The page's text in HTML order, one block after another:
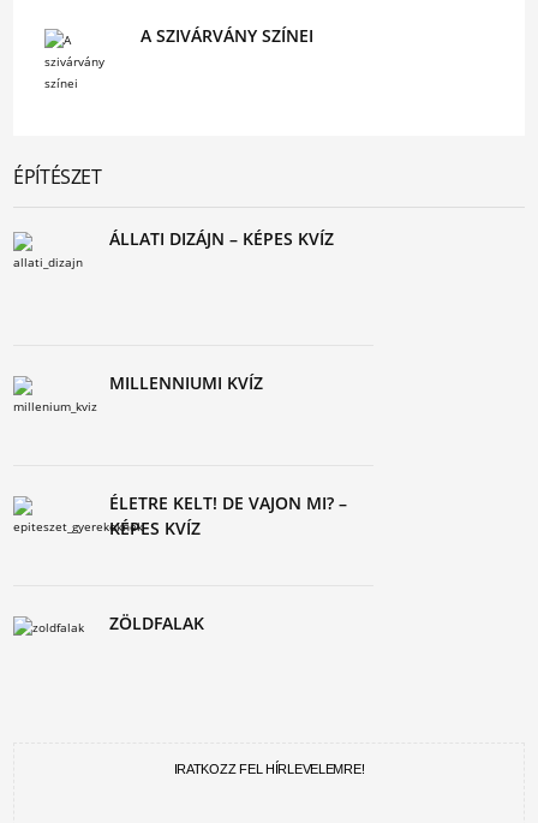
A SZIVÁRVÁNY SZÍNEI
ÉPÍTÉSZET
ÁLLATI DIZÁJN – KÉPES KVÍZ
MILLENNIUMI KVÍZ
ÉLETRE KELT! DE VAJON MI? –
KÉPES KVÍZ
ZÖLDFALAK
IRATKOZZ FEL HÍRLEVELEMRE!